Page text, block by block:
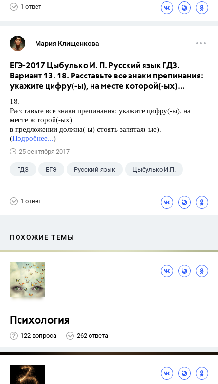
1 ответ
Мария Клищенкова
ЕГЭ-2017 Цыбулько И. П. Русский язык ГДЗ.
Вариант 13. 18. Расставьте все знаки препинания:
укажите цифру(-ы), на месте которой(-ых)...
18.
Расставьте все знаки препинания: укажите цифру(-ы), на
месте которой(-ых)
в предложении должна(-ы) стоять запятая(-ые).
(Подробнее...)
25 сентября 2017
ГДЗ ЕГЭ Русский язык Цыбулько И.П.
1 ответ
ПОХОЖИЕ ТЕМЫ
Психология
122 вопроса 262 ответа